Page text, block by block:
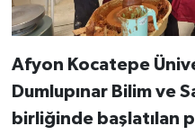
Afyon Kocatepe
Dumlupınar Bilim ve
birliğinde başlatılan